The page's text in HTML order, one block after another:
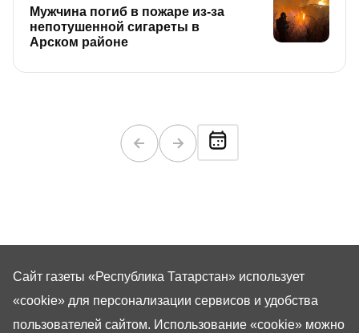
Мужчина погиб в пожаре из-за
непотушенной сигареты в
Арском районе
Сайт газеты «Республика Татарстан» использует
«cookie» для персонализации сервисов и удобства
пользователей сайтом. Использование «cookie» можно